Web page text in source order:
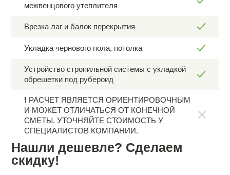
межвенцового утеплителя
Врезка лаг и балок перекрытия
Укладка чернового пола, потолка
Устройство стропильной системы с укладкой
обрешетки под рубероид
❗ РАСЧЕТ ЯВЛЯЕТСЯ ОРИЕНТИРОВОЧНЫМ
И МОЖЕТ ОТЛИЧАТЬСЯ ОТ КОНЕЧНОЙ
СМЕТЫ. УТОЧНЯЙТЕ СТОИМОСТЬ У
СПЕЦИАЛИСТОВ КОМПАНИИ.
Нашли дешевле? Сделаем
скидку!